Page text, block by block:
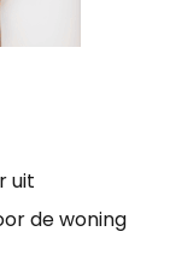
uit
de woning